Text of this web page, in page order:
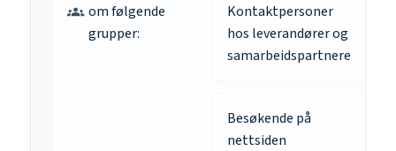
groups om følgende
grupper:
Kontaktpersoner
hos leverandører og
samarbeidspartnere
Besøkende på
nettsiden